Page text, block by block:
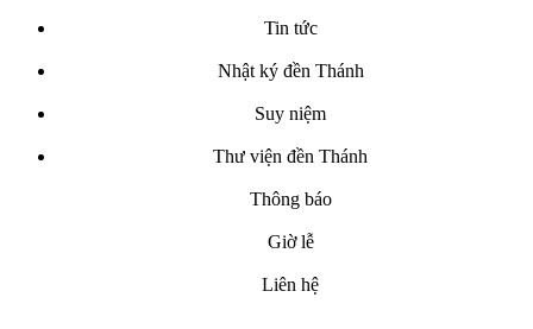
Tin tức
Nhật ký đền Thánh
Suy niệm
Thư viện đền Thánh
Thông báo
Giờ lễ
Liên hệ